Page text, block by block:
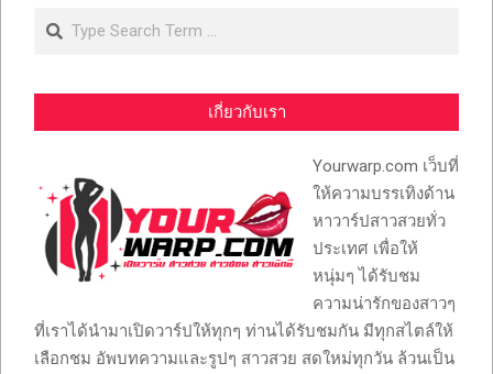
Search
เกี่ยวกับเรา
Yourwarp.com เว็บที่
ให้ความบรรเทิงด้าน
หาวาร์ปสาวสวยทั่ว
ประเทศ เพื่อให้
หนุ่มๆ ได้รับชม
ความน่ารักของสาวๆ
ที่เราได้นำมาเปิดวาร์ปให้ทุกๆ ท่านได้รับชมกัน มีทุกสไตล์ให้
เลือกชม อัพบทความและรูปๆ สาวสวย สดใหม่ทุกวัน ล้วนเป็น